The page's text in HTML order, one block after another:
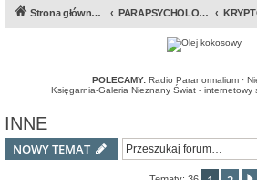
Strona główna forum PARAPSYCHOLOGIA & ANOMALIA
POLECAMY: Radio Paranormalium·
Księgarnia-Galeria Nieznany Świat - internetowy
INNE
NOWY TEMAT